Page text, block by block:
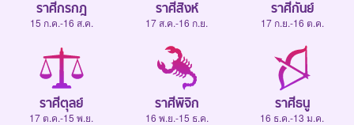
ราศีกรกฎ
15 ก.ค.-16 ส.ค.
ราศีสิงห์
17 ส.ค.-16 ก.ย.
ราศีกันย์
17 ก.ย.-16 ต.ค.
ราศีตุลย์
17 ต.ค.-15 พ.ย.
ราศีพิจิก
16 พ.ย.-15 ธ.ค.
ราศีธนู
16 ธ.ค.-13 ม.ค.